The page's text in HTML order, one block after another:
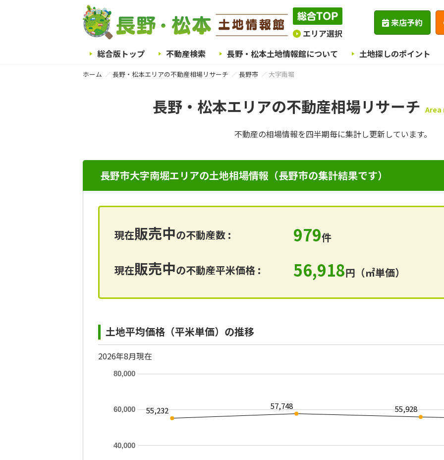
来店予約
総合版トップ 不動産検索 長野・松本土地情報館について 土地探しのポイント
ホーム 長野・松本エリアの不動産相場リサーチ 長野市 大字南堀
長野・松本エリアの不動産相場リサーチ
不動産の相場情報を四半期毎に集計し更新しています。
長野市大字南堀エリアの土地相場情報（長野市の集計結果です）
現在販売中の不動産数 : 979件
現在販売中の不動産平米価格 : 56,918円（㎡単価）
土地平均価格（平米単価）の推移
2026年8月現在
40,000
60,000
80,000
55,232 57,748 55,928